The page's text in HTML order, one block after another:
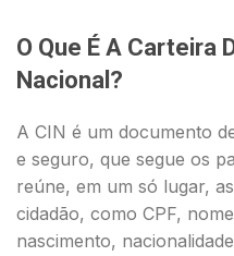
O Que É A Carteira
Nacional?
A CIN é um documento
e seguro, que segue os
reúne, em um só lugar,
cidadão, como CPF,
nascimento,